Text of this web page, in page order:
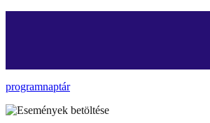
programnaptár